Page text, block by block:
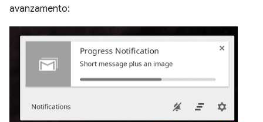
avanzamento: